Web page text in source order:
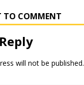
TO COMMENT
will not be published.